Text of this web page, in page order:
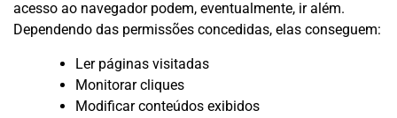
acesso ao navegador podem, eventualmente, ir além.
Dependendo das permissões concedidas, elas conseguem:
Ler páginas visitadas
Monitorar cliques
Modificar conteúdos exibidos